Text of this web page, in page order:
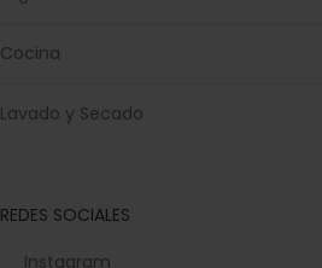
Lavado y Secado